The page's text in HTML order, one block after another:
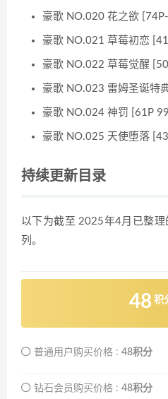
豪歌 NO.020 花之欲
豪歌 NO.021 草莓初恋
豪歌 NO.022 草莓觉醒
豪歌 NO.023 雷姆圣诞特
豪歌 NO.024 神罚 [61P
豪歌 NO.025 天使堕落
持续更新目录
以下为截至 2025年4月已整
列。
48 积
普通用户购买价格 : 48积分
钻石会员购买价格 : 48积分